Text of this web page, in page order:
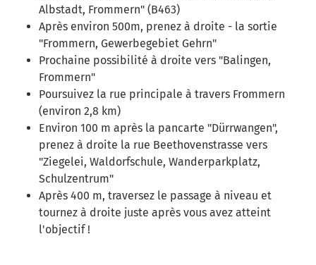
Albstadt, Frommern" (B463)
Après environ 500m, prenez à droite - la sortie
"Frommern, Gewerbegebiet Gehrn"
Prochaine possibilité à droite vers "Balingen,
Frommern"
Poursuivez la rue principale à travers Frommern
(environ 2,8 km)
Environ 100 m après la pancarte "Dürrwangen",
prenez à droite la rue Beethovenstrasse vers
"Ziegelei, Waldorfschule, Wanderparkplatz,
Schulzentrum"
Après 400 m, traversez le passage à niveau et
tournez à droite juste après vous avez atteint
l'objectif !